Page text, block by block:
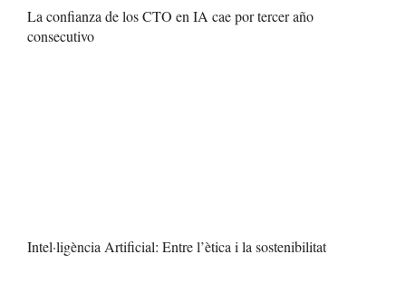
La confianza de los CTO en IA cae por tercer año
consecutivo
Intel·ligència Artificial: Entre l’ètica i la sostenibilitat